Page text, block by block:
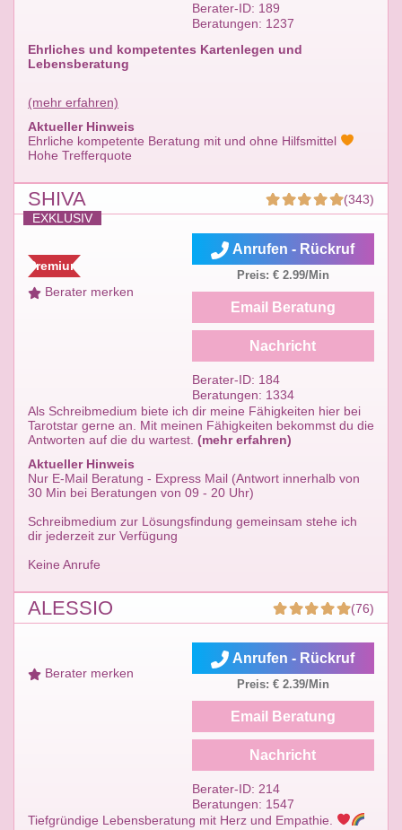
Ehrliches und kompetentes Kartenlegen und
Lebensberatung
(mehr erfahren)
Aktueller Hinweis
Ehrliche kompetente Beratung mit und ohne Hilfsmittel
Hohe Trefferquote
Berater-ID: 189
Beratungen: 1237
SHIVA
(343)
EXKLUSIV
Premium
Berater merken
Als Schreibmedium biete ich dir meine Fähigkeiten hier bei
Tarotstar gerne an. Mit meinen Fähigkeiten bekommst du die
Antworten auf die du wartest. (mehr erfahren)
Aktueller Hinweis
Nur E-Mail Beratung - Express Mail (Antwort innerhalb von
30 Min bei Beratungen von 09 - 20 Uhr)
Schreibmedium zur Lösungsfindung gemeinsam stehe ich
dir jederzeit zur Verfügung
Keine Anrufe
Anrufen - Rückruf
Preis: € 2.99/Min
Email Beratung
Nachricht
Berater-ID: 184
Beratungen: 1334
ALESSIO (76)
Berater merken
Tiefgründige Lebensberatung mit Herz und Empathie.
Anrufen - Rückruf
Preis: € 2.39/Min
Email Beratung
Nachricht
Berater-ID: 214
Beratungen: 1547